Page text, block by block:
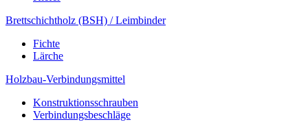
Brettschichtholz (BSH) / Leimbinder
Fichte
Lärche
Holzbau-Verbindungsmittel
Konstruktionsschrauben
Verbindungsbeschläge